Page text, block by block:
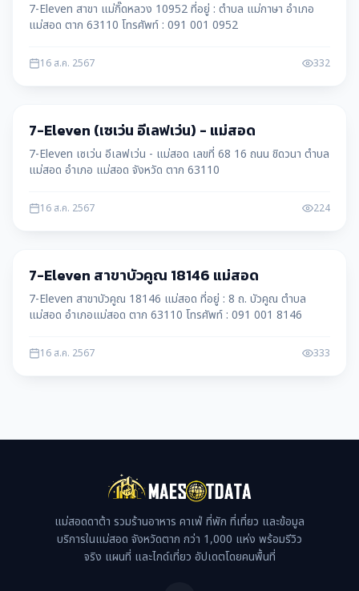
7-Eleven สาขา แม่กิ๊ดหลวง 10952 ที่อยู่ : ตำบล แม่กาษา อำเภอ
แม่สอด ตาก 63110 โทรศัพท์ : 091 001 0952
16 ส.ค. 2567 332
บริษัท
7-Eleven (เซเว่น อีเลฟเว่น) - แม่สอด
7-Eleven เซเว่น อีเลฟเว่น - แม่สอด เลขที่ 68 16 ถนน ชิดวนา ตำบล
แม่สอด อำเภอ แม่สอด จังหวัด ตาก 63110
16 ส.ค. 2567 224
บริษัท
7-Eleven สาขาบัวคูณ 18146 แม่สอด
7-Eleven สาขาบัวคูณ 18146 แม่สอด ที่อยู่ : 8 ถ. บัวคูณ ตำบล
แม่สอด อำเภอแม่สอด ตาก 63110 โทรศัพท์ : 091 001 8146
16 ส.ค. 2567 333
แม่สอดดาต้า รวมร้านอาหาร คาเฟ่ ที่พัก ที่เที่ยว และข้อมูล
บริการในแม่สอด จังหวัดตาก กว่า 1,000 แห่ง พร้อมรีวิว
จริง แผนที่ และไกด์เที่ยว อัปเดตโดยคนพื้นที่